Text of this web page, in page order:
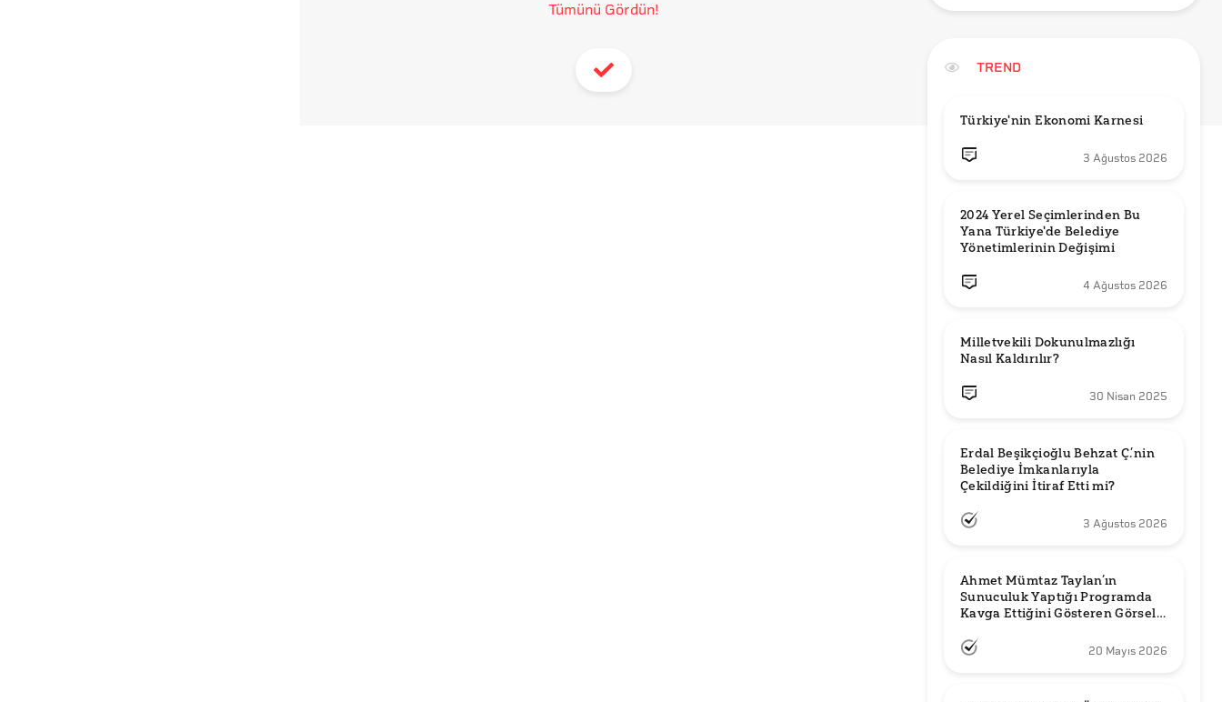
Tümünü Gördün!
TREND
Türkiye'nin Ekonomi Karnesi
3 Ağustos 2026
2024 Yerel Seçimlerinden Bu
Yana Türkiye'de Belediye
Yönetimlerinin Değişimi
4 Ağustos 2026
Milletvekili Dokunulmazlığı
Nasıl Kaldırılır?
30 Nisan 2025
Erdal Beşikçioğlu Behzat Ç.’nin
Belediye İmkanlarıyla
3 Ağustos 2026
Ahmet Mümtaz Taylan’ın
Sunuculuk Yaptığı Programda
Kavga Ettiğini Gösteren Görsel
20 Mayıs 2026